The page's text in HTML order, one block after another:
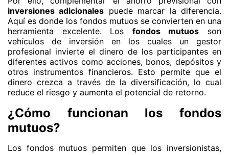
inversiones adicionales puede marcar la diferencia.
Aquí es donde los fondos mutuos se convierten en una
herramienta excelente. Los fondos mutuos son
vehículos de inversión en los cuales un gestor
profesional invierte el dinero de los participantes en
diferentes activos como acciones, bonos, depósitos y
otros instrumentos financieros. Esto permite que el
dinero crezca a través de la diversificación, lo cual
reduce el riesgo y aumenta el potencial de retorno.
¿Cómo funcionan los fondos
mutuos?
Los fondos mutuos permiten que los inversionistas,